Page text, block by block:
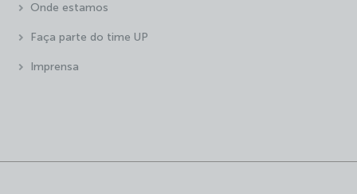
Onde estamos
Faça parte do time UP
Imprensa